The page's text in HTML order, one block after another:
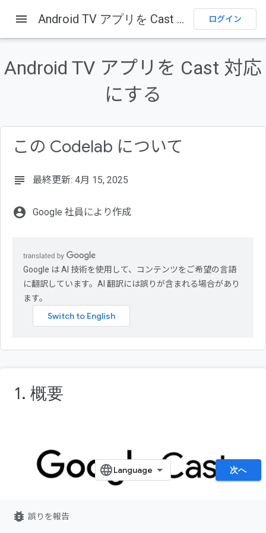
ホーム プロダクト Cast Codelab
1. 概要
Google Cast と Cast Connect とは
menu Android TV アプリを Cast 対応にする ログイン
Android TV アプリを Cast 対応
にする
この Codelab について
subject 最終更新: 4月 15, 2025
account_circle Google 社員により作成
Google は AI 技術を使用して、コンテンツをご希望の言語
に翻訳しています。AI 翻訳には誤りが含まれる場合があり
ます。
1. 概要
この Codelab では、既存の Android TV アプリを変更して、既存
次へ
bug_report 誤りを報告